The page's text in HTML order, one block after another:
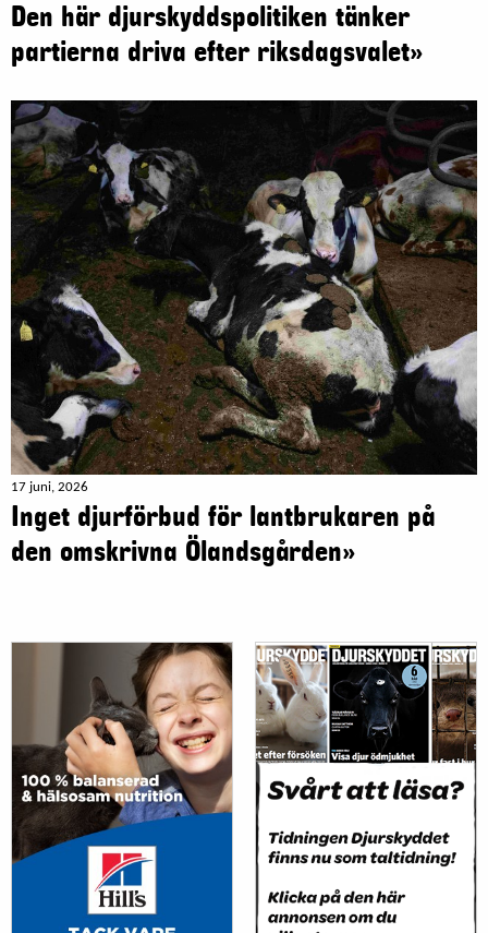
Den här djurskyddspolitiken tänker
partierna driva efter riksdagsvalet»
17 juni, 2026
Inget djurförbud för lantbrukaren på
den omskrivna Ölandsgården»